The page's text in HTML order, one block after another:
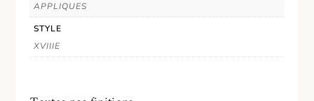
APPLIQUES
STYLE
XVIIIE